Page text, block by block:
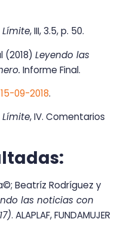
Límite, III, 3.5, p. 50.
Leyendo las
Informe Final.
09-2018.
Límite, IV. Comentarios
Beatríz Rodríguez y
las noticias con
. ALAPLAF, FUNDAMUJER